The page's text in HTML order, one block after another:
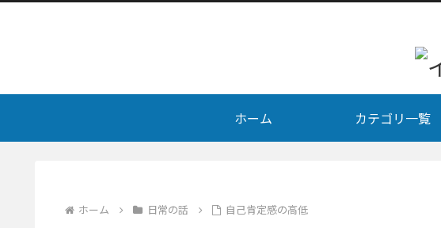
ホーム カテゴリ一覧
ホーム 日常の話 自己肯定感の高低